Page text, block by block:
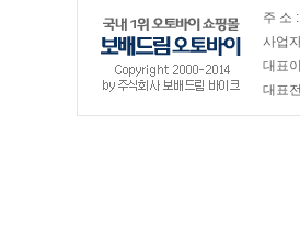
주 소
사업
대표
대표